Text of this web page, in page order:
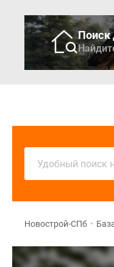
Поиск
Удобный поиск
Новострой-СПб •